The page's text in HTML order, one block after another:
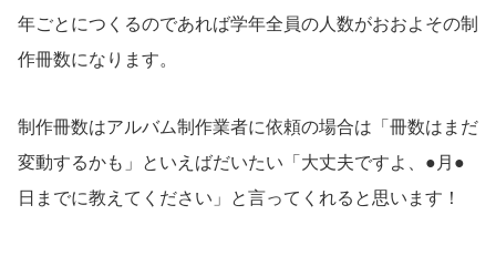
年ごとにつくるのであれば学年全員の人数がおおよその制
作冊数になります。
制作冊数はアルバム制作業者に依頼の場合は「冊数はまだ
変動するかも」といえばだいたい「大丈夫ですよ、●月●
日までに教えてください」と言ってくれると思います！